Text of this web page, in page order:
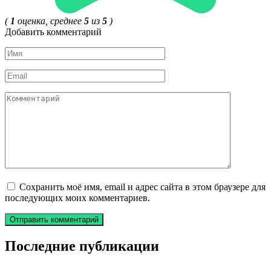
(1 оценка, среднее 5 из 5 )
Добавить комментарий
Имя
*
Email
*
Комментарий
Сохранить моё имя, email и адрес сайта в этом браузере для
последующих моих комментариев.
Последние публикации